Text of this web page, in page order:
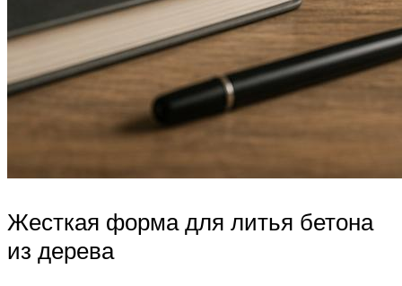
Жесткая форма для литья бетона
из дерева